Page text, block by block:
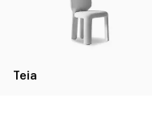
Teia